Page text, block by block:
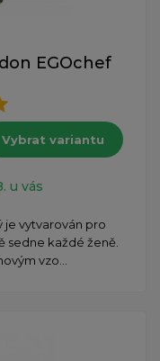
EGOchef
Vybrat variantu
u vás
je vytvarován pro
sedne každé ženě.
vzo...